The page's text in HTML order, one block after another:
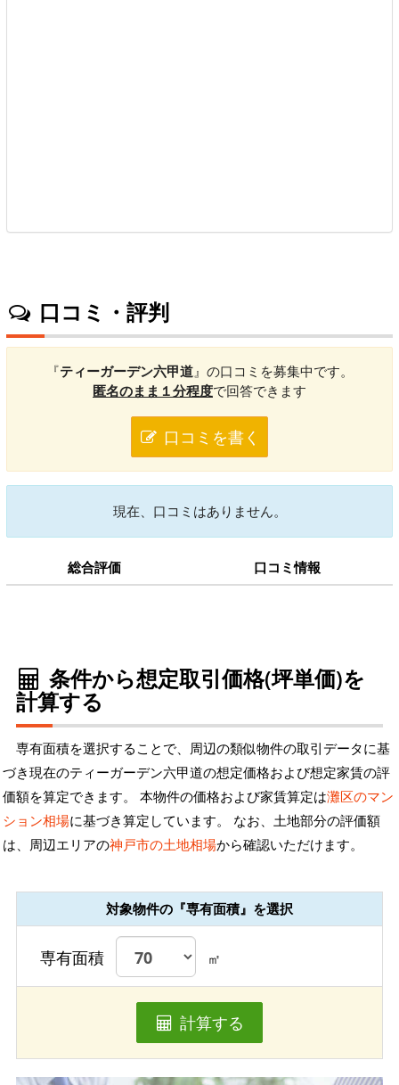
口コミ・評判
『ティーガーデン六甲道』の口コミを募集中です。
匿名のまま１分程度で回答できます
口コミを書く
現在、口コミはありません。
総合評価 口コミ情報
条件から想定取引価格(坪単価)を
計算する
専有面積を選択することで、周辺の類似物件の取引データに基
づき現在のティーガーデン六甲道の想定価格および想定家賃の評
価額を算定できます。 本物件の価格および家賃算定は灘区のマン
ション相場に基づき算定しています。 なお、土地部分の評価額
は、周辺エリアの神戸市の土地相場から確認いただけます。
対象物件の『専有面積』を選択
専有面積 ㎡
計算する